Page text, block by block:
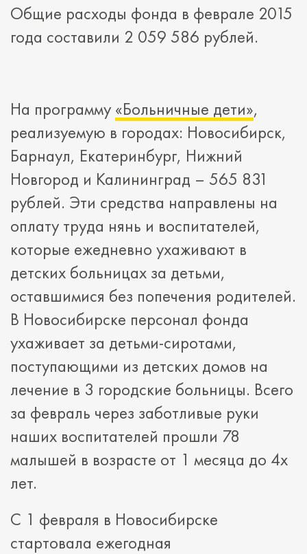
Общие расходы фонда в феврале 2015
года составили 2 059 586 рублей.
На программу «Больничные дети»,
реализуемую в городах: Новосибирск,
Барнаул, Екатеринбург, Нижний
Новгород и Калининград – 565 831
рублей. Эти средства направлены на
оплату труда нянь и воспитателей,
которые ежедневно ухаживают в
детских больницах за детьми,
оставшимися без попечения родителей.
В Новосибирске персонал фонда
ухаживает за детьми-сиротами,
поступающими из детских домов на
лечение в 3 городские больницы. Всего
за февраль через заботливые руки
наших воспитателей прошли 78
малышей в возрасте от 1 месяца до 4х
лет.
С 1 февраля в Новосибирске
стартовала ежегодная